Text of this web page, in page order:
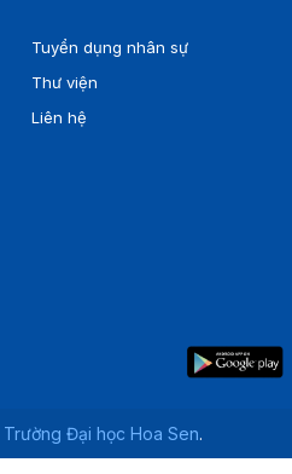
Tuyển dụng nhân sự
Thư viện
Liên hệ
Trường Đại học Hoa Sen.